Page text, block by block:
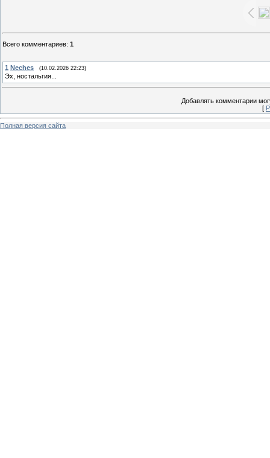
Всего комментариев: 1
1 Neches (10.02.2026 22:23)
Эх, ностальгия...
Добавлять комментарии
[
Полная версия сайта